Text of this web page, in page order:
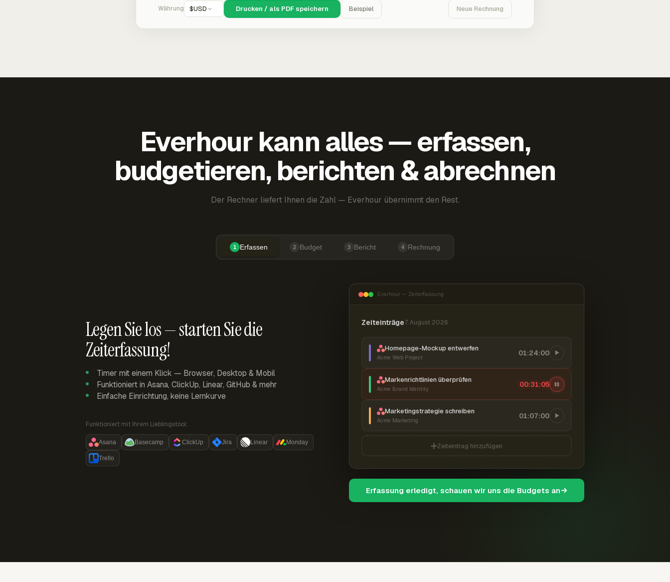
Währung $USD Drucken / als PDF speichern Beispiel Neue Rechnung
Everhour kann alles — erfassen,
budgetieren, berichten & abrechnen
Der Rechner liefert Ihnen die Zahl — Everhour übernimmt den Rest.
1 Erfassen 2 Budget 3 Bericht 4 Rechnung
Legen Sie los — starten Sie die
Zeiterfassung!
Timer mit einem Klick — Browser, Desktop & Mobil
Funktioniert in Asana, ClickUp, Linear, GitHub & mehr
Einfache Einrichtung, keine Lernkurve
Funktioniert mit Ihrem Lieblingstool:
Asana Basecamp ClickUp Jira Linear Monday
Trello
Everhour — Zeiterfassung
Zeiteinträge7. August 2026
Homepage-Mockup entwerfen
Acme Web Project
01:24:00
Markenrichtlinien überprüfen
Acme Brand Identity
00:31:06
Marketingstrategie schreiben
Acme Marketing
01:07:00
Zeiteintrag hinzufügen
Erfassung erledigt, schauen wir uns die Budgets an